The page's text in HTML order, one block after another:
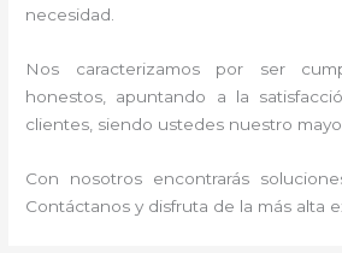
necesidad.
Nos caracterizamos por ser
honestos, apuntando a la
clientes, siendo ustedes nuestro
Con nosotros encontrarás
Contáctanos y disfruta de la más alta